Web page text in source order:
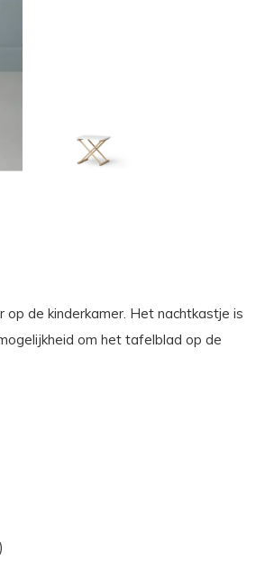
de kinderkamer. Het nachtkastje is
om het tafelblad op de